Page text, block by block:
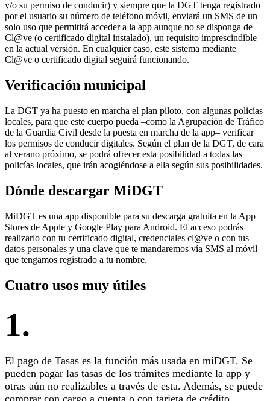
y/o su permiso de conducir) y siempre que la DGT tenga registrado
por el usuario su número de teléfono móvil, enviará un SMS de un
solo uso que permitirá acceder a la app aunque no se disponga de
Cl@ve (o certificado digital instalado), un requisito imprescindible
en la actual versión. En cualquier caso, este sistema mediante
Cl@ve o certificado digital seguirá funcionando.
Verificación municipal
La DGT ya ha puesto en marcha el plan piloto, con algunas policías
locales, para que este cuerpo pueda –como la Agrupación de Tráfico
de la Guardia Civil desde la puesta en marcha de la app– verificar
los permisos de conducir digitales. Según el plan de la DGT, de cara
al verano próximo, se podrá ofrecer esta posibilidad a todas las
policías locales, que irán acogiéndose a ella según sus posibilidades.
Dónde descargar MiDGT
MiDGT es una app disponible para su descarga gratuita en la App
Stores de Apple y Google Play para Android. El acceso podrás
realizarlo con tu certificado digital, credenciales cl@ve o con tus
datos personales y una clave que te mandaremos vía SMS al móvil
que tengamos registrado a tu nombre.
Cuatro usos muy útiles
1.
El pago de Tasas es la función más usada en miDGT. Se
pueden pagar las tasas de los trámites mediante la app y
otras aún no realizables a través de esta. Además, se puede